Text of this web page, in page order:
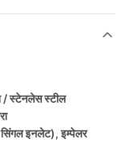
/ स्टेनलेस स्टील
इनलेट), इम्पेलर